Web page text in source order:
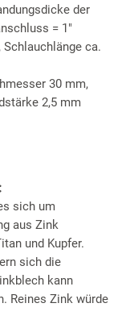
der
= 1"
ca.
30 mm,
2,5 mm
sich um
aus Zink
und Kupfer.
sich die
kann
Reines Zink würde